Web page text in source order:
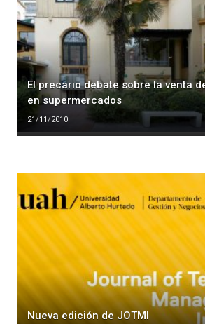
El precario debate sobre la venta
en supermercados
21/11/2010
Nueva edición de JOTMI